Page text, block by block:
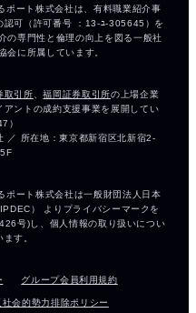
グループ会員利用規約
社会的勢力排除ポリシー